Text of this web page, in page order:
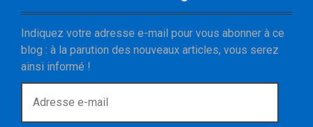
Indiquez votre adresse e-mail pour vous abonner à ce
blog : à la parution des nouveaux articles, vous serez
ainsi informé !
r